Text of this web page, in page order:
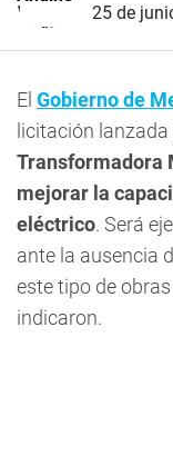
25 de
El Gobierno de
licitación lanzada
Transformadora
mejorar la
eléctrico. Será
ante la ausencia
este tipo de
indicaron.